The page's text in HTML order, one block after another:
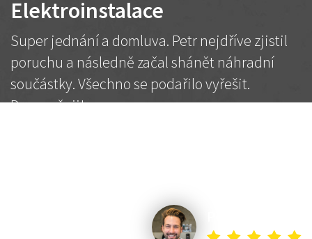
Elektroinstalace
Super jednání a domluva. Petr nejdříve zjistil
poruchu a následně začal shánět náhradní
součástky. Všechno se podařilo vyřešit.
Doporučuji!